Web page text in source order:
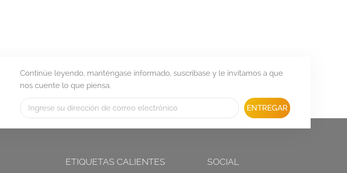
Continúe leyendo, manténgase informado, suscríbase y le invitamos a que
nos cuente lo que piensa.
ENTREGAR
ETIQUETAS CALIENTES SOCIAL